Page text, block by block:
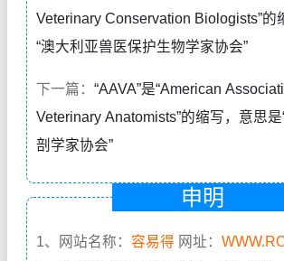
Veterinary Conservation Biologists”的
“澳大利亚兽医保护生物学家协会”
下一篇： “AAVA”是“American
Veterinary Anatomists”的缩写，意思
剖学家协会”
申明
1、网站名称： 容易得 网址：